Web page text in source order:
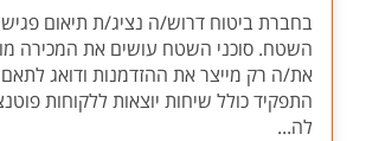
בחברת ביטוח דרוש/ה נציג/ת תיאום
השטח. סוכני השטח עושים את המכירה
את/ה רק מייצר את ההזדמנות ודואג
התפקיד כולל שיחות יוצאות ללקוחות
לה...